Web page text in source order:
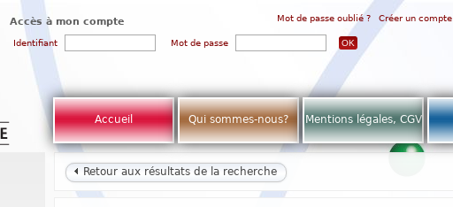
Accès à mon compte Mot de passe oublié ? Créer un compte
Identifiant Mot de passe
Accueil Qui sommes-nous? Mentions légales, CGV
Retour aux résultats de la recherche